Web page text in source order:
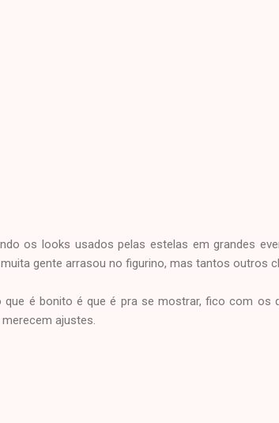
os looks usados pelas estelas em grandes
gente arrasou no figurino, mas tantos outros
que é bonito é que é pra se mostrar, fico com os
ajustes.